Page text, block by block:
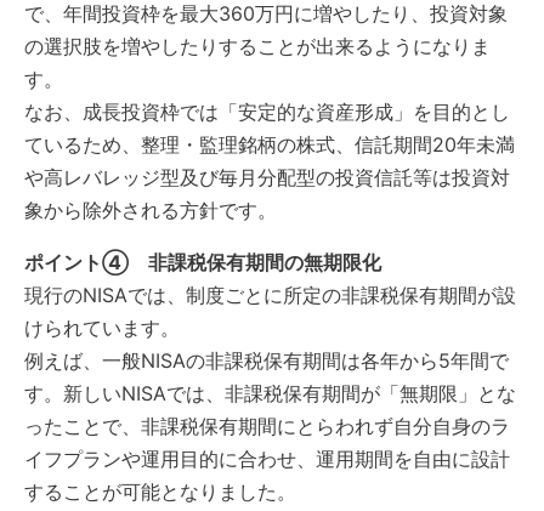
で、年間投資枠を最大360万円に増やしたり、投資対象
の選択肢を増やしたりすることが出来るようになりま
す。
なお、成長投資枠では「安定的な資産形成」を目的とし
ているため、整理・監理銘柄の株式、信託期間20年未満
や高レバレッジ型及び毎月分配型の投資信託等は投資対
象から除外される方針です。
ポイント④ 非課税保有期間の無期限化
現行のNISAでは、制度ごとに所定の非課税保有期間が設
けられています。
例えば、一般NISAの非課税保有期間は各年から5年間で
す。新しいNISAでは、非課税保有期間が「無期限」とな
ったことで、非課税保有期間にとらわれず自分自身のラ
イフプランや運用目的に合わせ、運用期間を自由に設計
することが可能となりました。